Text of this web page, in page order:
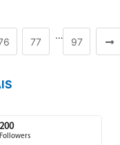
77
…
97
200
Followers